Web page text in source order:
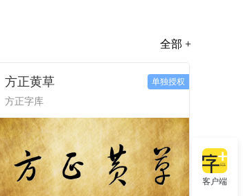
全部 +
方正黄草
方正字库
单独授权
客户端